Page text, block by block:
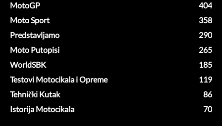
MotoGP
404
Moto Sport
358
Predstavljamo
290
Moto Putopisi
265
WorldSBK
185
Testovi Motocikala i Opreme
119
Tehnički Kutak
86
Istorija Motocikala
70